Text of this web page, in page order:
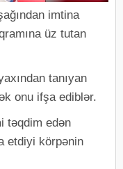
imtina
üz tutan
tanıyan
onu ifşa ediblər.
təqdim edən
etdiyi körpənin